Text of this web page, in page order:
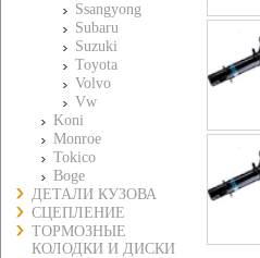
Ssangyong
Subaru
Suzuki
Toyota
Volvo
Vw
Koni
Monroe
Tokico
Boge
ДЕТАЛИ КУЗОВА
СЦЕПЛЕНИЕ
ТОРМОЗНЫЕ
КОЛОДКИ И ДИСКИ